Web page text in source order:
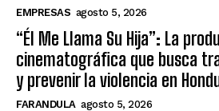
EMPRESAS agosto 5, 2026
“Él Me Llama Su Hija”: La
cinematográfica que busca
y prevenir la violencia en
FARANDULA agosto 5, 2026